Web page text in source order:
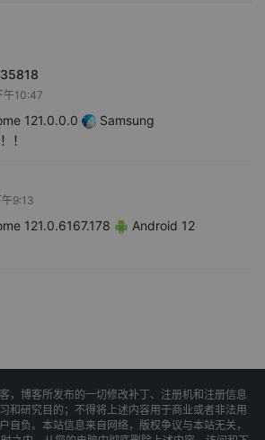
午10:47
121.0.0.0
Samsung
！
9:13
121.0.6167.178
Android 12
，博客所发布的一切修改补丁、注册机和注册信息
和研究目的；不得将上述内容用于商业或者非法用
自负。本站信息来自网络，版权争议与本站无关，